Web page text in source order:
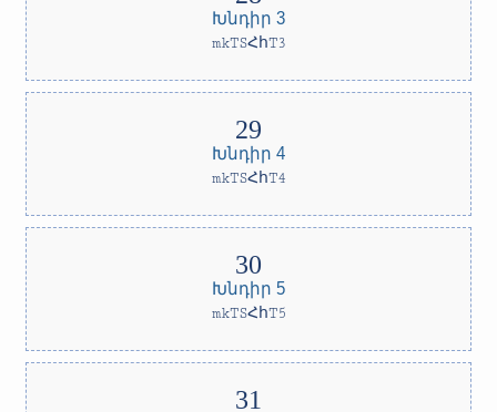
Խնդիր 3
mkTSՀհT3
Խնդիր 4
mkTSՀհT4
Խնդիր 5
mkTSՀհT5